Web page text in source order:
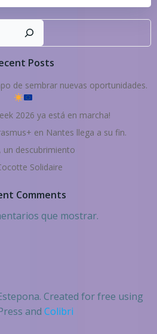
Posts
de sembrar nuevas oportunidades.
2026 ya está en marcha!
en Nantes llega a su fin.
un descubrimiento
Solidaire
Comments
que mostrar.
Created for free using
and Colibri